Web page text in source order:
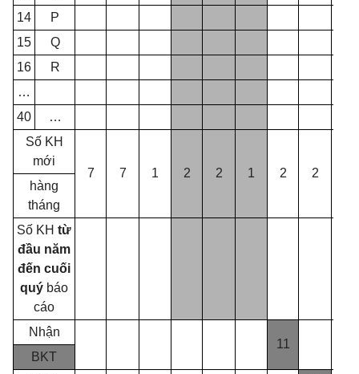
14
P
15
Q
16
R
…
40
…
Số KH
mới
7
7 1 2 2 1 2 2
hàng
tháng
Số KH từ
đầu năm
đến cuối
quý báo
cáo
Nhận
11
BKT